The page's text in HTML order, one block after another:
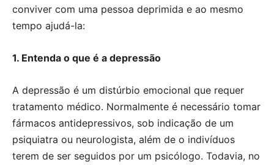
conviver com uma pessoa deprimida e ao mesmo
tempo ajudá-la:
1. Entenda o que é a depressão
A depressão é um distúrbio emocional que requer
tratamento médico. Normalmente é necessário tomar
fármacos antidepressivos, sob indicação de um
psiquiatra ou neurologista, além de o indivíduos
terem de ser seguidos por um psicólogo. Todavia, no